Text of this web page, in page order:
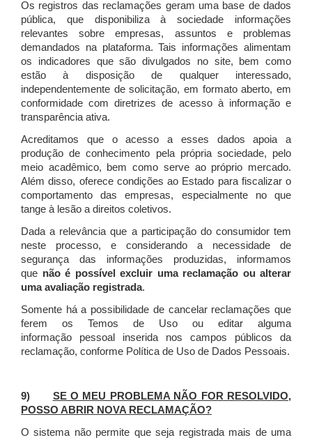
Os registros das reclamações geram uma base de dados
pública, que disponibiliza à sociedade informações
relevantes sobre empresas, assuntos e problemas
demandados na plataforma. Tais informações alimentam
os indicadores que são divulgados no site, bem como
estão à disposição de qualquer interessado,
independentemente de solicitação, em formato aberto, em
conformidade com diretrizes de acesso à informação e
transparência ativa.
Acreditamos que o acesso a esses dados apoia a
produção de conhecimento pela própria sociedade, pelo
meio acadêmico, bem como serve ao próprio mercado.
Além disso, oferece condições ao Estado para fiscalizar o
comportamento das empresas, especialmente no que
tange à lesão a direitos coletivos.
Dada a relevância que a participação do consumidor tem
neste processo, e considerando a necessidade de
segurança das informações produzidas, informamos
que não é possível excluir uma reclamação ou alterar
uma avaliação registrada.
Somente há a possibilidade de cancelar reclamações que
ferem os Temos de Uso ou editar alguma
informação pessoal inserida nos campos públicos da
reclamação, conforme Política de Uso de Dados Pessoais.
9) SE O MEU PROBLEMA NÃO FOR RESOLVIDO,
POSSO ABRIR NOVA RECLAMAÇÃO?
O sistema não permite que seja registrada mais de uma